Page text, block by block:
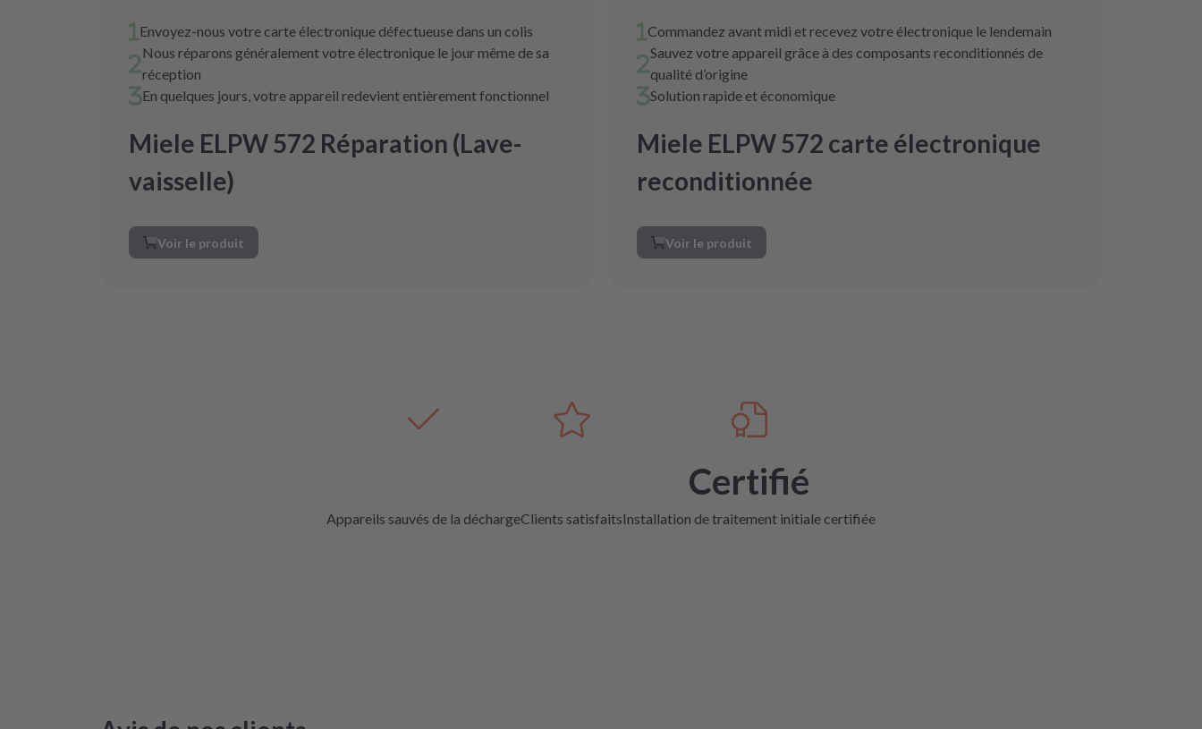
Envoyez-nous votre carte électronique défectueuse dans un colis
Nous réparons généralement votre électronique le jour même de sa
réception
En quelques jours, votre appareil redevient entièrement fonctionnel
Miele ELPW 572 Réparation (Lave-
vaisselle)
Voir le produit
Commandez avant midi et recevez votre électronique le lendemain
Sauvez votre appareil grâce à des composants reconditionnés de
qualité d’origine
Solution rapide et économique
Miele ELPW 572 carte électronique
reconditionnée
Voir le produit
Appareils sauvés de la déchargeClients satisfaits
Certifié
Installation de traitement initiale certifiée